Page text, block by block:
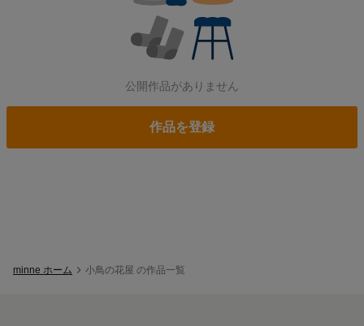
公開作品がありません
作品を登録
minne ホーム 小鳥の花屋 の作品一覧